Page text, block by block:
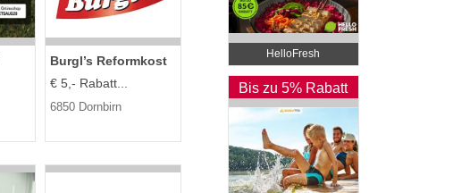
Burgl’s Reformkost
€ 5,- Rabatt...
6850 Dornbirn
HelloFresh
Bis zu 5% Rabatt